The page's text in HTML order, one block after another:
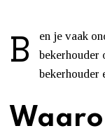
B
en je vaak
bekerhouder
bekerhouder